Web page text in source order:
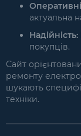
актуальна
Надійність:
покупців.
Сайт
ремонту
шукають
техніки.